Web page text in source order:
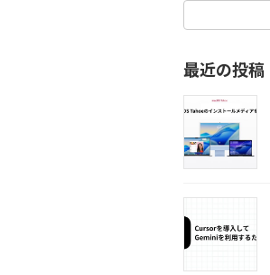
最近の投稿